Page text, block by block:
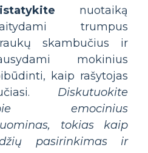
nuotaiką
trumpus
skambučius ir
mokinius
kaip rašytojas
Diskutuokite
emocinius
tokias kaip
pasirinkimas ir